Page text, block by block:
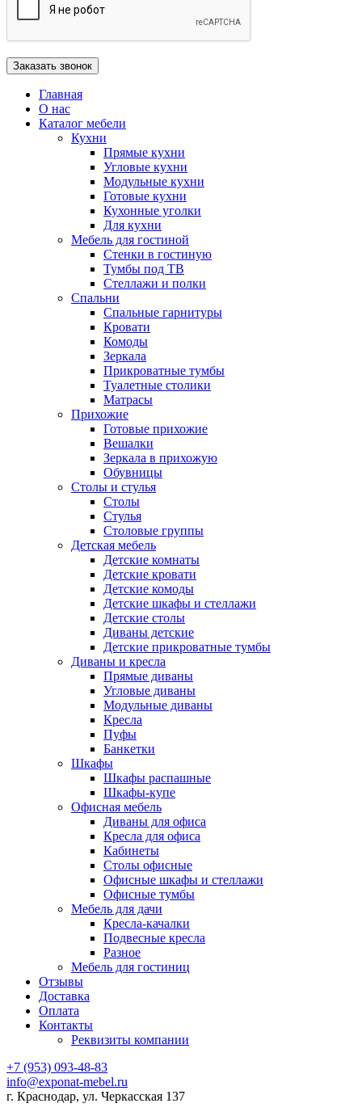
Главная
О нас
Каталог мебели
Кухни
Прямые кухни
Угловые кухни
Модульные кухни
Готовые кухни
Кухонные уголки
Для кухни
Мебель для гостиной
Стенки в гостиную
Тумбы под ТВ
Стеллажи и полки
Спальни
Спальные гарнитуры
Кровати
Комоды
Зеркала
Прикроватные тумбы
Туалетные столики
Матрасы
Прихожие
Готовые прихожие
Вешалки
Зеркала в прихожую
Обувницы
Столы и стулья
Столы
Стулья
Столовые группы
Детская мебель
Детские комнаты
Детские кровати
Детские комоды
Детские шкафы и стеллажи
Детские столы
Диваны детские
Детские прикроватные тумбы
Диваны и кресла
Прямые диваны
Угловые диваны
Модульные диваны
Кресла
Пуфы
Банкетки
Шкафы
Шкафы распашные
Шкафы-купе
Офисная мебель
Диваны для офиса
Кресла для офиса
Кабинеты
Столы офисные
Офисные шкафы и стеллажи
Офисные тумбы
Мебель для дачи
Кресла-качалки
Подвесные кресла
Разное
Мебель для гостиниц
Отзывы
Доставка
Оплата
Контакты
Реквизиты компании
+7 (953) 093-48-83
info@exponat-mebel.ru
г. Краснодар, ул. Черкасская 137